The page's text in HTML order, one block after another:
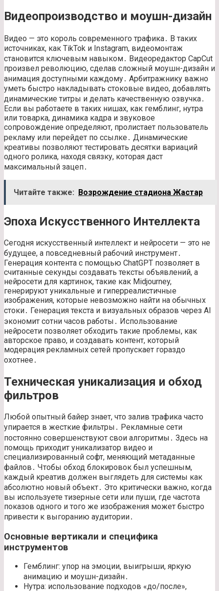
Видеопроизводство и моушн-дизайн
Видео — это король современного трафика․ В таких
источниках, как TikTok и Instagram, видеомонтаж
становится ключевым навыком․ Видеоредактор CapCut
произвел революцию, сделав сложный моушн-дизайн и
анимация доступными каждому․ Арбитражнику важно
уметь быстро накладывать стоковые видео, добавлять
динамические титры и делать качественную озвучка․
Если вы работаете в таких нишах, как гемблинг, нутра
или товарка, динамика кадра и звуковое
сопровождение определяют, пролистает пользователь
рекламу или перейдет по ссылке․ Динамические
креативы позволяют тестировать десятки вариаций
одного ролика, находя связку, которая даст
максимальный зацеп․
Читайте также: Возрождение стадиона Жастар
Эпоха Искусственного Интеллекта
Сегодня искусственный интеллект и нейросети — это не
будущее, а повседневный рабочий инструмент․
Генерация контента с помощью ChatGPT позволяет в
считанные секунды создавать тексты объявлений, а
нейросети для картинок, такие как Midjourney,
генерируют уникальные и гиперреалистичные
изображения, которые невозможно найти на обычных
стоки․ Генерация текста и визуальных образов через AI
экономит сотни часов работы․ Использование
нейросети позволяет обходить такие проблемы, как
авторское право, и создавать контент, который
модерация рекламных сетей пропускает гораздо
охотнее․
Техническая уникализация и обход
фильтров
Любой опытный байер знает, что залив трафика часто
упирается в жесткие фильтры․ Рекламные сети
постоянно совершенствуют свои алгоритмы․ Здесь на
помощь приходит уникализатор видео и
специализированный софт, меняющий метаданные
файлов․ Чтобы обход блокировок был успешным,
каждый креатив должен выглядеть для системы как
абсолютно новый объект․ Это критически важно, когда
вы используете тизерные сети или пуши, где частота
показов одного и того же изображения может быстро
привести к выгоранию аудитории․
Основные вертикали и специфика
инструментов
Гемблинг: упор на эмоции, выигрыши, яркую
анимацию и моушн-дизайн․
Нутра: использование подходов «до/после»,